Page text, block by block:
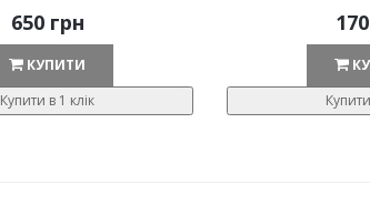
650 грн
КУПИТИ
Купити в 1 клік